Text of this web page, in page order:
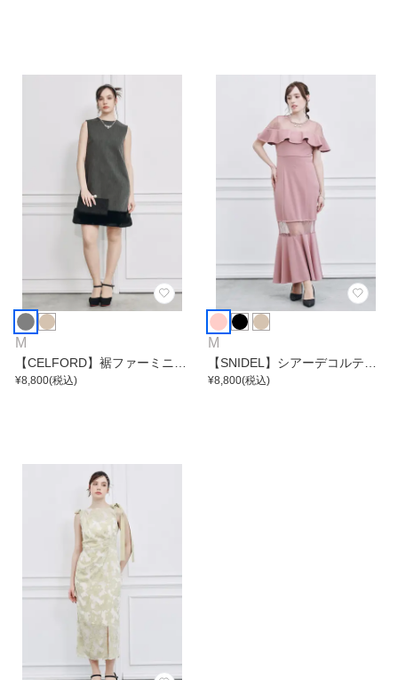
M
【CELFORD】裾ファーミニワ
ンピース
¥8,800(税込)
M
【SNIDEL】シアーデコルテマ
ーメイドワンピース
¥8,800(税込)